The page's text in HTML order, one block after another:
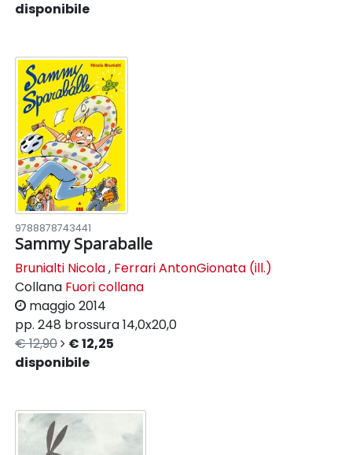
disponibile
9788878743441
Sammy Sparaballe
Brunialti Nicola, Ferrari AntonGionata (ill.)
Collana Fuori collana
maggio 2014
pp. 248 brossura14,0x20,0
€ 12,90
€ 12,25
disponibile